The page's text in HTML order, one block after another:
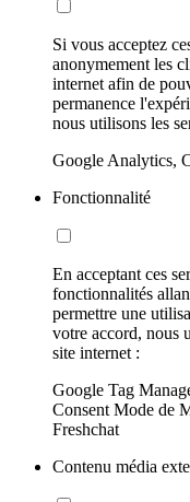
Si vous acceptez
anonymement les
internet afin de
permanence
nous utilisons les
Google Analytics,
Fonctionnalité
En acceptant ces
fonctionnalités
permettre une
votre accord, nous
site internet :
Google Tag
Consent Mode de
Freshchat
Contenu média